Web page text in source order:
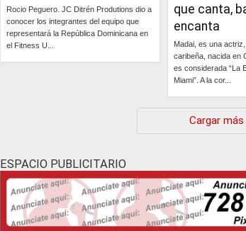
Rocio Peguero. JC Ditrén Produtions dio a
conocer los integrantes del equipo que
representará la República Dominicana en
el Fitness U...
que canta,
encanta
Madai, es una
caribeña, nacida en
es considerada “La
Miami”. A la cor...
Cargar
ESPACIO PUBLICITARIO